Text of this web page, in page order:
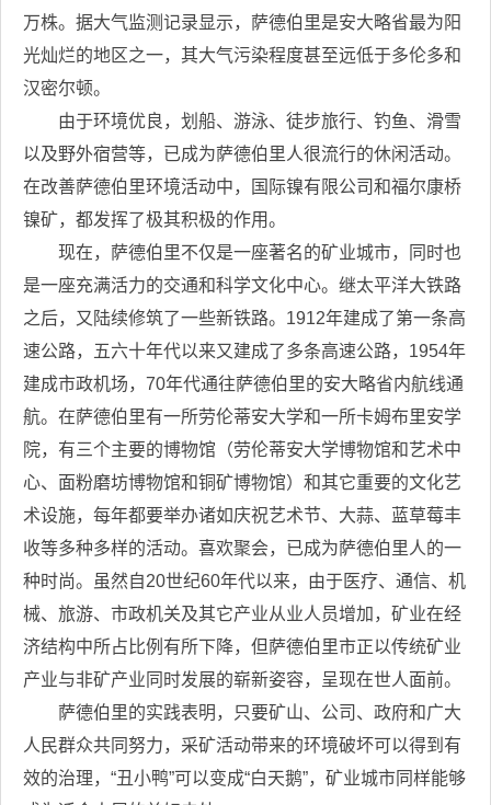
万株。据大气监测记录显示，萨德伯里是安大略省最为阳
光灿烂的地区之一，其大气污染程度甚至远低于多伦多和
汉密尔顿。
由于环境优良，划船、游泳、徒步旅行、钓鱼、滑雪
以及野外宿营等，已成为萨德伯里人很流行的休闲活动。
在改善萨德伯里环境活动中，国际镍有限公司和福尔康桥
镍矿，都发挥了极其积极的作用。
现在，萨德伯里不仅是一座著名的矿业城市，同时也
是一座充满活力的交通和科学文化中心。继太平洋大铁路
之后，又陆续修筑了一些新铁路。1912年建成了第一条高
速公路，五六十年代以来又建成了多条高速公路，1954年
建成市政机场，70年代通往萨德伯里的安大略省内航线通
航。在萨德伯里有一所劳伦蒂安大学和一所卡姆布里安学
院，有三个主要的博物馆（劳伦蒂安大学博物馆和艺术中
心、面粉磨坊博物馆和铜矿博物馆）和其它重要的文化艺
术设施，每年都要举办诸如庆祝艺术节、大蒜、蓝草莓丰
收等多种多样的活动。喜欢聚会，已成为萨德伯里人的一
种时尚。虽然自20世纪60年代以来，由于医疗、通信、机
械、旅游、市政机关及其它产业从业人员增加，矿业在经
济结构中所占比例有所下降，但萨德伯里市正以传统矿业
产业与非矿产业同时发展的崭新姿容，呈现在世人面前。
萨德伯里的实践表明，只要矿山、公司、政府和广大
人民群众共同努力，采矿活动带来的环境破坏可以得到有
效的治理，“丑小鸭”可以变成“白天鹅”，矿业城市同样能够